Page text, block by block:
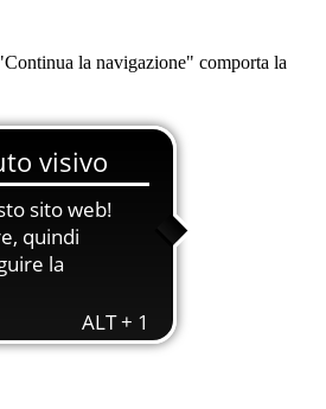
la navigazione" comporta la